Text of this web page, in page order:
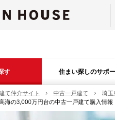
す 住まい探しのサポ
て仲介サイト 中古一戸建て 埼玉
海の3,000万円台の中古一戸建て購入情報